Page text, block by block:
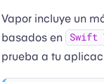
Vapor incluye un
basados en
Swift
prueba a tu